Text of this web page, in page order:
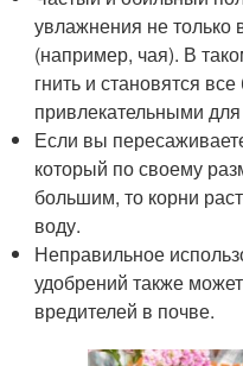
увлажнения не только
(например, чая). В
гнить и становятся
привлекательными
Если вы
который по своему
большим, то корни
воду.
Неправильное
удобрений также
вредителей в почве.